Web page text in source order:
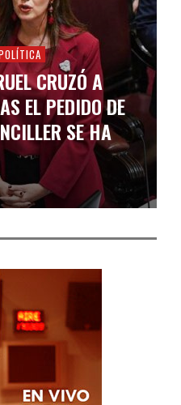
CRUZÓ A
EL PEDIDO DE
SE HA